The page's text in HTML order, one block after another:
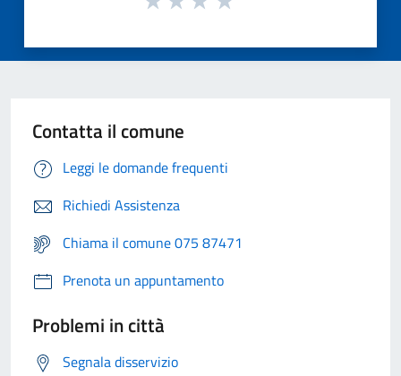
Contatta il comune
Leggi le domande frequenti
Richiedi Assistenza
Chiama il comune 075 87471
Prenota un appuntamento
Problemi in città
Segnala disservizio